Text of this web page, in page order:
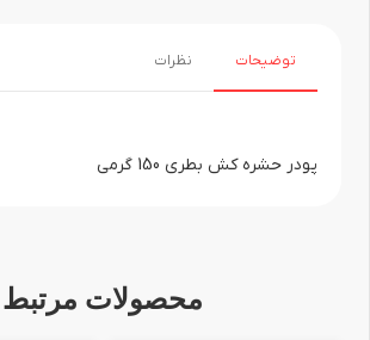
توضیحات نظرات
پودر حشره کش بطری 150 گرمی
محصولات مرتبط